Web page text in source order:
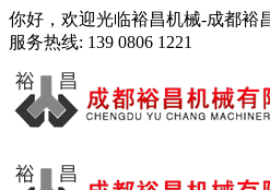
你好，欢迎光临裕昌机械-成都裕
服务热线: 139 0806 1221